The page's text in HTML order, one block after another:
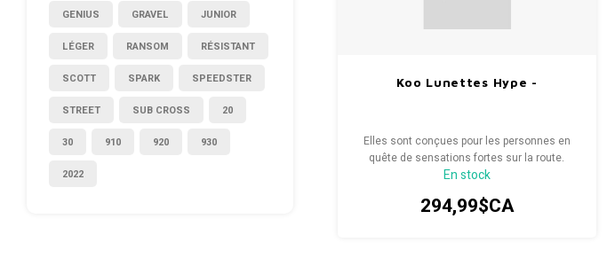
GENIUS GRAVEL JUNIOR
LÉGER RANSOM RÉSISTANT
SCOTT SPARK SPEEDSTER
STREET SUB CROSS 20
30 910 920 930
2022
Koo Lunettes Hype -
Elles sont conçues pour les personnes en
quête de sensations fortes sur la route.
En stock
294,99$CA